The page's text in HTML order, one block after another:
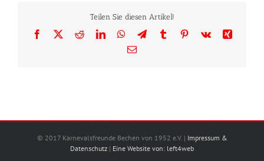
Teilen Sie diesen Artikel!
Facebook
X RedditLinkedInWhatsApp
TelegramTumblrPinterest
Vk
Xing
E-
© 2017 Karnevalsfreunde Bechen von 1952 e.V. | Impressum &
Datenschutz | Eine Website von: left4web